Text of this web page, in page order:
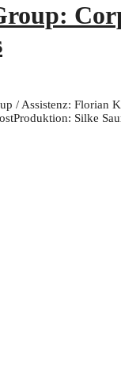
/ Assistenz: Florian
Silke